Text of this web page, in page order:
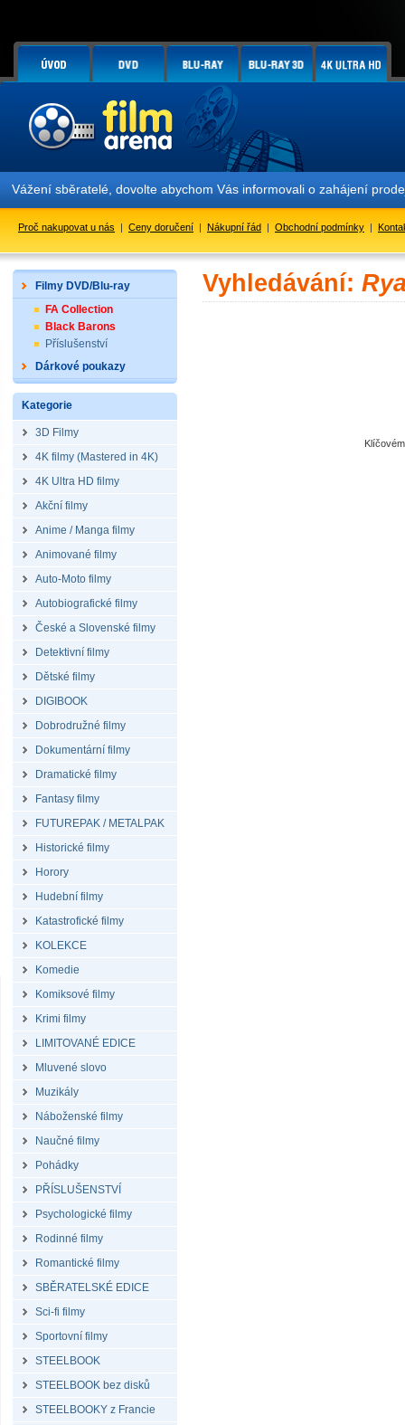
Vážení sběratelé, dovolte abychom Vás informovali o zahájení
Proč nakupovat u nás | Ceny doručení | Nákupní řád | Obchodní podmínky |
Filmy DVD/Blu-ray
FA Collection
Black Barons
Příslušenství
Dárkové poukazy
Kategorie
3D Filmy
4K filmy (Mastered in 4K)
4K Ultra HD filmy
Akční filmy
Anime / Manga filmy
Animované filmy
Auto-Moto filmy
Autobiografické filmy
České a Slovenské filmy
Detektivní filmy
Dětské filmy
DIGIBOOK
Dobrodružné filmy
Dokumentární filmy
Dramatické filmy
Fantasy filmy
FUTUREPAK / METALPAK
Historické filmy
Horory
Hudební filmy
Katastrofické filmy
KOLEKCE
Komedie
Komiksové filmy
Krimi filmy
LIMITOVANÉ EDICE
Mluvené slovo
Muzikály
Náboženské filmy
Naučné filmy
Pohádky
PŘÍSLUŠENSTVÍ
Psychologické filmy
Rodinné filmy
Romantické filmy
SBĚRATELSKÉ EDICE
Sci-fi filmy
Sportovní filmy
STEELBOOK
STEELBOOK bez disků
STEELBOOKY z Francie
Vyhledávání: